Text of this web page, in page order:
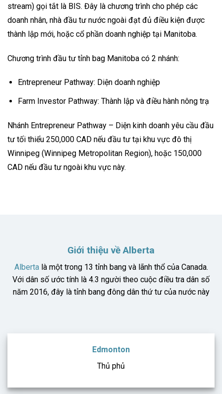
stream) gọi tắt là BIS. Đây là chương trình cho phép các
doanh nhân, nhà đầu tư nước ngoài đạt đủ điều kiện được
thành lập mới, hoặc cổ phần doanh nghiệp tại Manitoba.
Chương trình đầu tư tỉnh bag Manitoba có 2 nhánh:
Entrepreneur Pathway: Diện doanh nghiệp
Farm Investor Pathway: Thành lập và điều hành nông trạ
Nhánh Entrepreneur Pathway – Diện kinh doanh yêu cầu đầu
tư tối thiểu 250,000 CAD nếu đầu tư tại khu vực đô thị
Winnipeg (Winnipeg Metropolitan Region), hoặc 150,000
CAD nếu đầu tư ngoài khu vực này.
Giới thiệu về Alberta
Albertalà một trong 13 tỉnh bang và lãnh thổ của Canada.
Với dân số ước tính là 4.3 người theo cuộc điều tra dân số
năm 2016, đây là tỉnh bang đông dân thứ tư của nước này
Edmonton
Thủ phủ